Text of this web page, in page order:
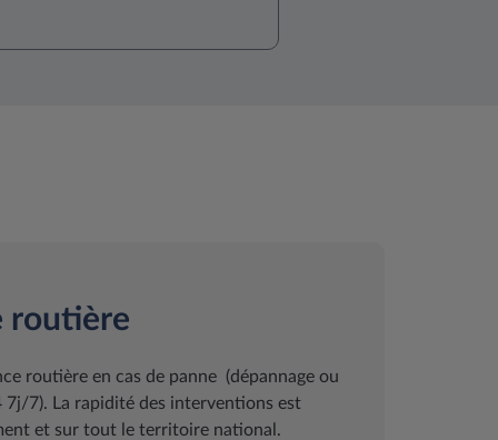
routière
routière en cas de panne (dépannage ou
7j/7). La rapidité des interventions est
et sur tout le territoire national.